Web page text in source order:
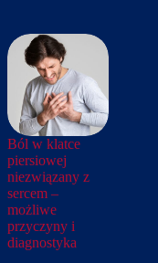
Ból w klatce
piersiowej
niezwiązany z
sercem –
możliwe
przyczyny i
diagnostyka